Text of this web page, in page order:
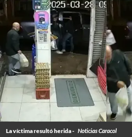
La víctima resultó herida - Noticias Caracol